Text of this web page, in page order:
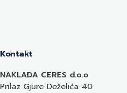
Kontakt
NAKLADA CERES d.o.o
Prilaz Gjure Deželića 40